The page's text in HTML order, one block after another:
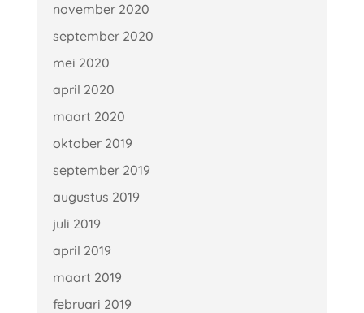
november 2020
september 2020
mei 2020
april 2020
maart 2020
oktober 2019
september 2019
augustus 2019
juli 2019
april 2019
maart 2019
februari 2019